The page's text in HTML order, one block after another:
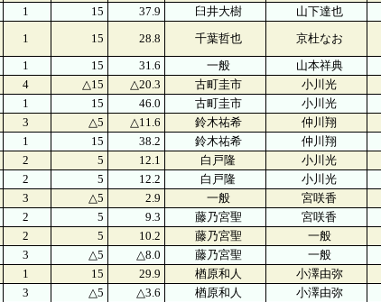
1 15 37.9 臼井大樹 山下達也
1 15 28.8 千葉哲也 京杜なお
1 15 31.6 一般 山本祥典
4 △15 △20.3 古町圭市 小川光
1 15 46.0 古町圭市 小川光
3 △5 △11.6 鈴木祐希 仲川翔
1 15 38.2 鈴木祐希 仲川翔
2 5 12.1 白戸隆 小川光
2 5 12.2 白戸隆 小川光
3 △5 2.9 一般 宮咲香
2 5 9.3 藤乃宮聖 宮咲香
2 5 10.2 藤乃宮聖 一般
3 △5 △8.0 藤乃宮聖 一般
1 15 29.9 楢原和人 小澤由弥
3 △5 △3.6 楢原和人 小澤由弥